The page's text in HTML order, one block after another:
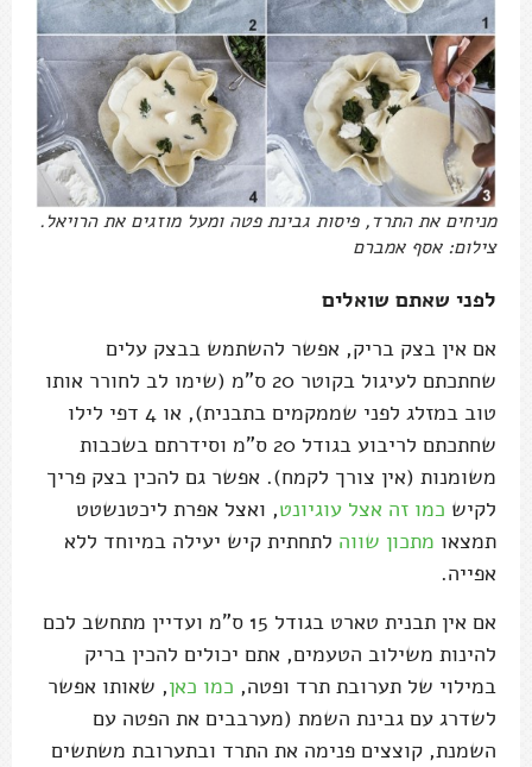
מניחים את התרד, פיסות גבינת פטה ומעל מוזגים את הרויאל.
צילום: אסף אמברם
לפני שאתם שואלים
אם אין בצק בריק, אפשר להשתמש בבצק עלים
שחתכתם לעיגול בקוטר 20 ס"מ (שימו לב לחורר אותו
טוב במזלג לפני שממקמים בתבנית), או 4 דפי לילו
שחתכתם לריבוע בגודל 20 ס"מ וסידרתם בשכבות
משומנות (אין צורך לקמח). אפשר גם להכין בצק פריך
לקיש כמו זה אצל עוגיונט, ואצל אפרת ליכטנשטט
תמצאו מתכון שווה לתחתית קיש יעילה במיוחד ללא
אפייה.
אם אין תבנית טארט בגודל 15 ס"מ ועדיין מתחשב לכם
להינות משילוב הטעמים, אתם יכולים להכין בריק
במילוי של תערובת תרד ופטה, כמו כאן, שאותו אפשר
לשדרג עם גבינת השמת (מערבבים את הפטה עם
השמנת, קוצצים פנימה את התרד ובתערובת משתשים